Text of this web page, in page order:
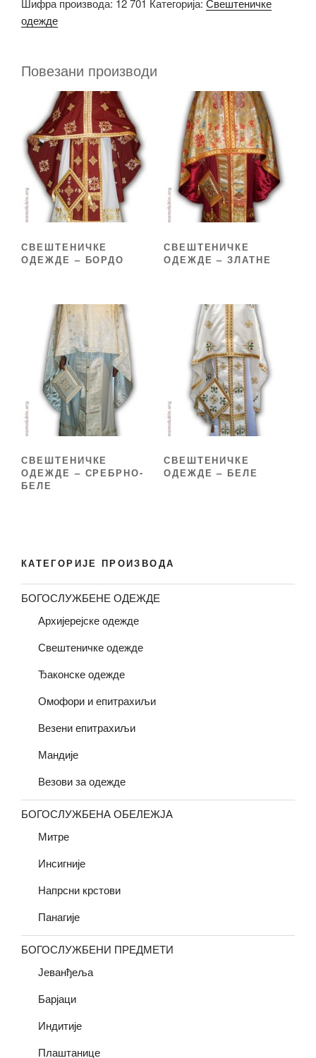
Шифра производа: 12 701 Категорија: Свештеничке
одежде
Повезани производи
СВЕШТЕНИЧКЕ
ОДЕЖДЕ – БОРДО
СВЕШТЕНИЧКЕ
ОДЕЖДЕ – ЗЛАТНЕ
СВЕШТЕНИЧКЕ
ОДЕЖДЕ – СРЕБРНО-
БЕЛЕ
СВЕШТЕНИЧКЕ
ОДЕЖДЕ – БЕЛЕ
КАТЕГОРИЈЕ ПРОИЗВОДА
БОГОСЛУЖБЕНЕ ОДЕЖДЕ
Архијерејске одежде
Свештеничке одежде
Ђаконске одежде
Омофори и епитрахиљи
Везени епитрахиљи
Мандије
Везови за одежде
БОГОСЛУЖБЕНА ОБЕЛЕЖЈА
Митре
Инсигније
Напрсни крстови
Панагије
БОГОСЛУЖБЕНИ ПРЕДМЕТИ
Јеванђеља
Барјаци
Индитије
Плаштанице